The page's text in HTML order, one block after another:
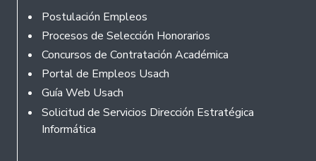
Rodapé
Postulación Empleos
Procesos de Selección Honorarios
Concursos de Contratación Académica
Portal de Empleos Usach
Guía Web Usach
Solicitud de Servicios Dirección Estratégica
Informática